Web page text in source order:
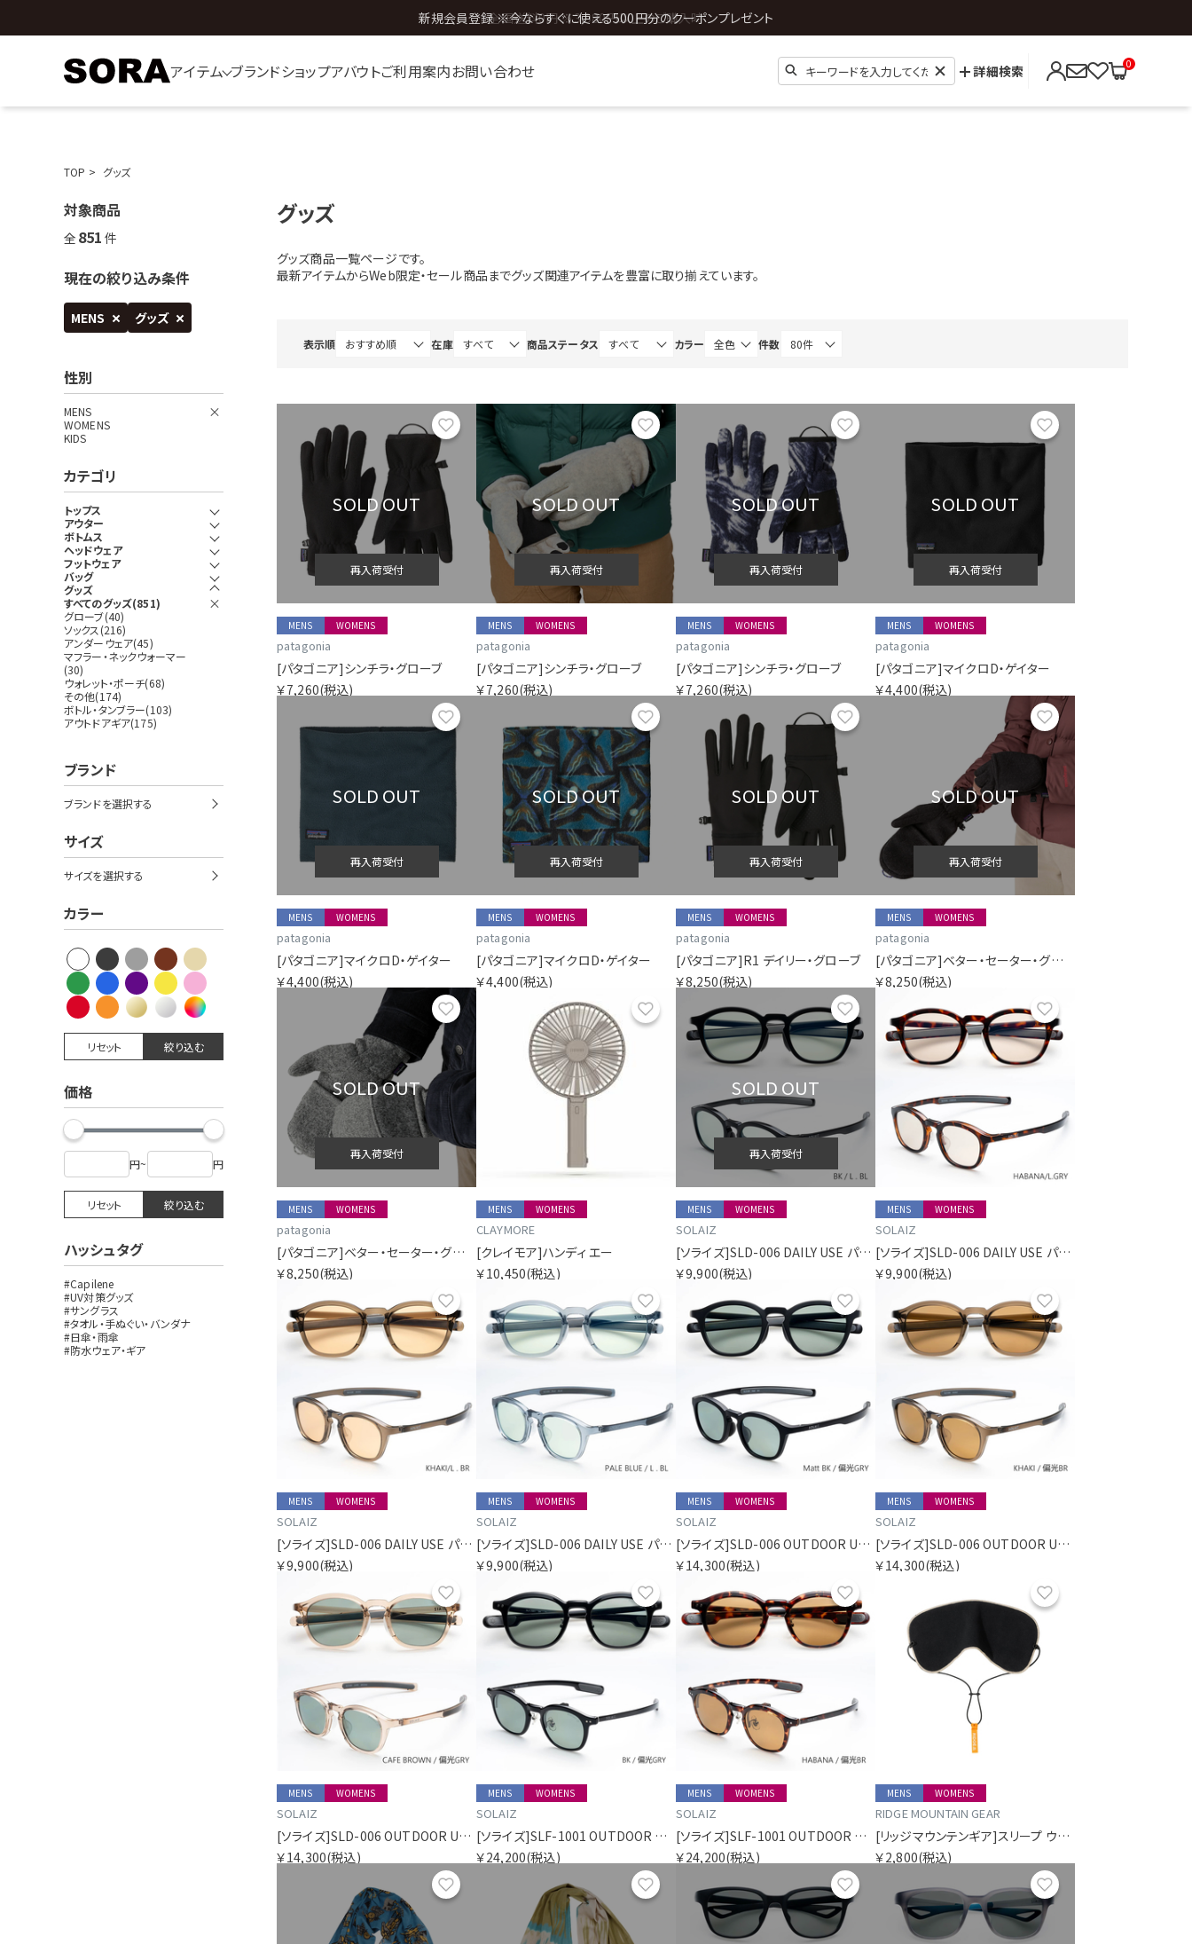
全国送料0円 ※3,980円以上のご購入時
アイテム ブランドショップアバウトご利用案内お問い合わせ 詳細検索 0
TOP グッズ
対象商品
全 851 件
現在の絞り込み条件
MENS グッズ
性別
MENS
WOMENS
KIDS
カテゴリ
トップス
アウター
ボトムス
ヘッドウェア
フットウェア
バッグ
グッズ
すべてのグッズ(851)
グローブ(40)
ソックス(216)
アンダーウェア(45)
マフラー・ネックウォーマー
(30)
ウォレット・ポーチ(68)
その他(174)
ボトル・タンブラー(103)
アウトドアギア(175)
ブランド
ブランドを選択する
サイズ
サイズを選択する
カラー
リセット 絞り込む
価格
円~ 円
リセット 絞り込む
ハッシュタグ
#Capilene
#UV対策グッズ
#サングラス
#タオル・手ぬぐい・バンダナ
#日傘・雨傘
#防水ウェア・ギア
グッズ
グッズ商品一覧ページです。
最新アイテムからWeb限定・セール商品までグッズ関連アイテムを豊富に取り揃えています。
表示順 在庫 商品ステータス カラー 件数
お気に入り
SOLD OUT
再入荷受付
MENS WOMENS
patagonia
[パタゴニア]シンチラ・グローブ
￥7,260(税込)
お気に入り
SOLD OUT
再入荷受付
MENS WOMENS
patagonia
[パタゴニア]シンチラ・グローブ
￥7,260(税込)
SOLD OUT
再入荷受付
MENS WOMENS
patagonia
[パタゴニア]シンチラ・グローブ
￥7,260(税込)
SOLD OUT
再入荷受付
MENS WOMENS
patagonia
[パタゴニア]マイクロD・ゲイター
￥4,400(税込)
SOLD OUT
再入荷受付
MENS WOMENS
patagonia
[パタゴニア]マイクロD・ゲイター
￥4,400(税込)
SOLD OUT
再入荷受付
MENS WOMENS
patagonia
[パタゴニア]マイクロD・ゲイター
￥4,400(税込)
SOLD OUT
再入荷受付
MENS WOMENS
patagonia
[パタゴニア]R1 デイリー・グローブ
￥8,250(税込)
お気に入り
SOLD OUT
再入荷受付
MENS WOMENS
patagonia
[パタゴニア]ベター・セーター・グローブ
￥8,250(税込)
お気に入り
SOLD OUT
再入荷受付
MENS WOMENS
patagonia
[パタゴニア]ベター・セーター・グローブ
￥8,250(税込)
お気に入り
MENS WOMENS
CLAYMORE
[クレイモア]ハンディ エー
￥10,450(税込)
お気に入り
SOLD OUT
再入荷受付
MENS WOMENS
SOLAIZ
[ソライズ]SLD-006 DAILY USE パリジャン
￥9,900(税込)
MENS WOMENS
SOLAIZ
[ソライズ]SLD-006 DAILY USE パリジャン
￥9,900(税込)
お気に入り
MENS WOMENS
SOLAIZ
[ソライズ]SLD-006 DAILY USE パリジャン
￥9,900(税込)
お気に入り
MENS WOMENS
SOLAIZ
[ソライズ]SLD-006 DAILY USE パリジャン
￥9,900(税込)
お気に入り
MENS WOMENS
SOLAIZ
[ソライズ]SLD-006 OUTDOOR USE パリジャン 偏光モデル
￥14,300(税込)
MENS WOMENS
SOLAIZ
[ソライズ]SLD-006 OUTDOOR USE パリジャン 偏光モデル
￥14,300(税込)
お気に入り
MENS WOMENS
SOLAIZ
[ソライズ]SLD-006 OUTDOOR USE パリジャン 偏光モデル
￥14,300(税込)
お気に入り
MENS WOMENS
SOLAIZ
[ソライズ]SLF-1001 OUTDOOR USE フリップアップ 偏光モデル
￥24,200(税込)
MENS WOMENS
SOLAIZ
[ソライズ]SLF-1001 OUTDOOR USE フリップアップ 偏光モデル
￥24,200(税込)
MENS WOMENS
RIDGE MOUNTAIN GEAR
[リッジマウンテンギア]スリープ ウォーム
￥2,800(税込)
お気に入り